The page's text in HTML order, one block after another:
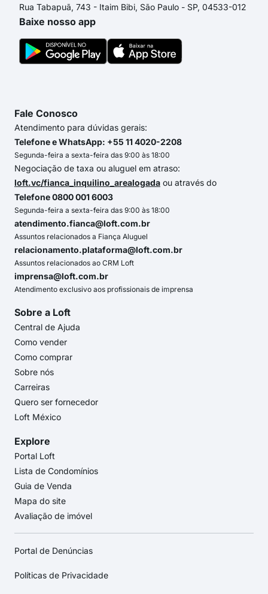
Rua Tabapuã, 743 - Itaim Bibi, São Paulo - SP, 04533-012
Baixe nosso app
Fale Conosco
Atendimento para dúvidas gerais:
Telefone e WhatsApp: +55 11 4020-2208
Segunda-feira a sexta-feira das 9:00 às 18:00
Negociação de taxa ou aluguel em atraso:
loft.vc/fianca_inquilino_arealogada ou através do
Telefone 0800 001 6003
Segunda-feira a sexta-feira das 9:00 às 18:00
atendimento.fianca@loft.com.br
Assuntos relacionados a Fiança Aluguel
relacionamento.plataforma@loft.com.br
Assuntos relacionados ao CRM Loft
imprensa@loft.com.br
Atendimento exclusivo aos profissionais de imprensa
Sobre a Loft
Central de Ajuda
Como vender
Como comprar
Sobre nós
Carreiras
Quero ser fornecedor
Loft México
Explore
Portal Loft
Lista de Condomínios
Guia de Venda
Mapa do site
Avaliação de imóvel
Portal de Denúncias
Políticas de Privacidade